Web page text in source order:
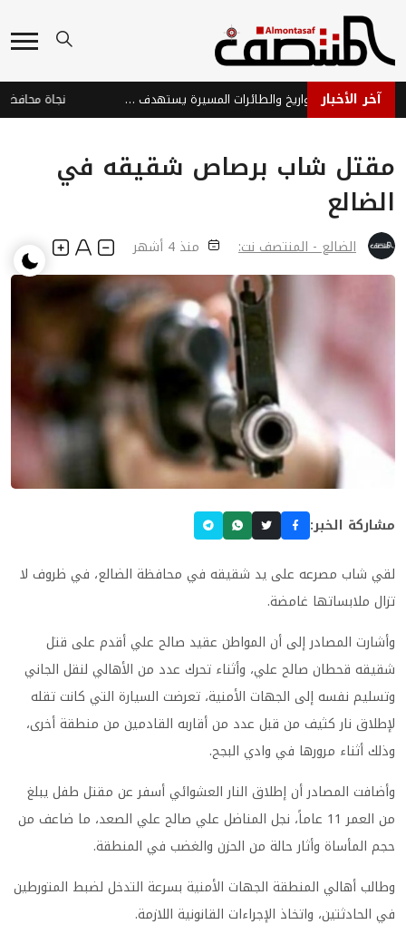
آخر الأخبار هجوم حوثي بالصواريخ والطائرات المسيرة يستهدف ميناء المخا والساحل الغربي
مقتل شاب برصاص شقيقه في
الضالع
الضالع - المنتصف نت: منذ 4 أشهر
مشاركة الخبر:
لقي شاب مصرعه على يد شقيقه في محافظة الضالع، في ظروف لا
تزال ملابساتها غامضة.
وأشارت المصادر إلى أن المواطن عقيد صالح علي أقدم على قتل
شقيقه قحطان صالح علي، وأثناء تحرك عدد من الأهالي لنقل الجاني
وتسليم نفسه إلى الجهات الأمنية، تعرضت السيارة التي كانت تقله
لإطلاق نار كثيف من قبل عدد من أقاربه القادمين من منطقة أخرى،
وذلك أثناء مرورها في وادي البجح.
وأضافت المصادر أن إطلاق النار العشوائي أسفر عن مقتل طفل يبلغ
من العمر 11 عاماً، نجل المناضل علي صالح علي الصعد، ما ضاعف من
حجم المأساة وأثار حالة من الحزن والغضب في المنطقة.
وطالب أهالي المنطقة الجهات الأمنية بسرعة التدخل لضبط المتورطين
في الحادثتين، واتخاذ الإجراءات القانونية اللازمة.